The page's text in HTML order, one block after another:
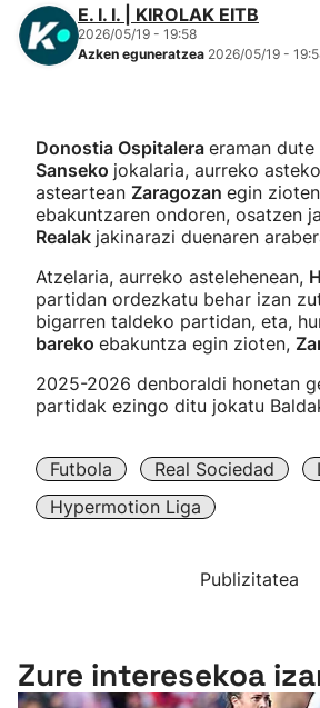
E. I. I. | KIROLAK EITB
2026/05/19 - 19:58
Azken eguneratzea 2026/05/19 -
Donostia Ospitalera eraman dute
Sanseko jokalaria, aurreko asteko
asteartean Zaragozan egin
ebakuntzaren ondoren, osatzen
Realak jakinarazi duenaren
Atzelaria, aurreko astelehenean,
partidan ordezkatu behar izan
bigarren taldeko partidan, eta,
bareko ebakuntza egin zioten,
2025-2026 denboraldi honetan
partidak ezingo ditu jokatu
Futbola Real Sociedad
Hypermotion Liga
Publizitatea
Zure interesekoa